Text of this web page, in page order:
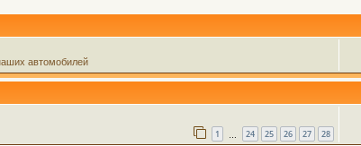
автомобилей
1 24 25 26 27 28